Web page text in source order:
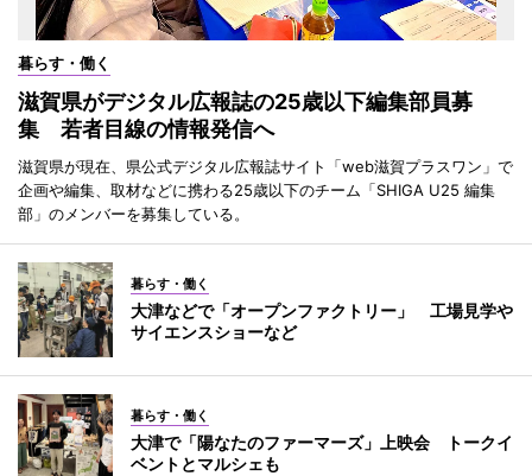
暮らす・働く
滋賀県がデジタル広報誌の25歳以下編集部員募
集 若者目線の情報発信へ
滋賀県が現在、県公式デジタル広報誌サイト「web滋賀プラスワン」で
企画や編集、取材などに携わる25歳以下のチーム「SHIGA U25 編集
部」のメンバーを募集している。
暮らす・働く
大津などで「オープンファクトリー」 工場見学や
サイエンスショーなど
暮らす・働く
大津で「陽なたのファーマーズ」上映会 トークイ
ベントとマルシェも